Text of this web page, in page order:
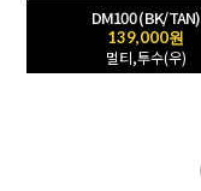
DM100 (BK/TAN)
139,000원
멀티,투수(우)